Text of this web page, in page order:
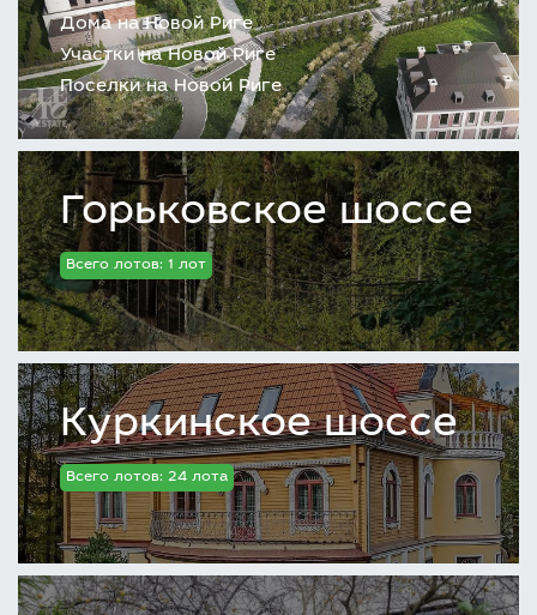
Дома на Новой Риге
Участки на Новой Риге
Поселки на Новой Риге
Горьковское шоссе
Всего лотов: 1 лот
Куркинское шоссе
Всего лотов: 24 лота